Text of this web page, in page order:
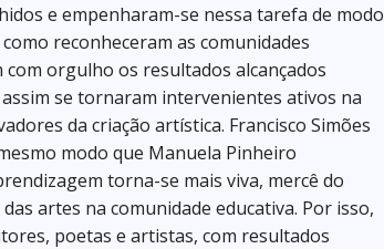
e empenharam-se nessa tarefa de modo
reconheceram as comunidades
orgulho os resultados alcançados
se tornaram intervenientes ativos na
da criação artística. Francisco Simões
modo que Manuela Pinheiro
torna-se mais viva, mercê do
artes na comunidade educativa. Por isso,
poetas e artistas, com resultados